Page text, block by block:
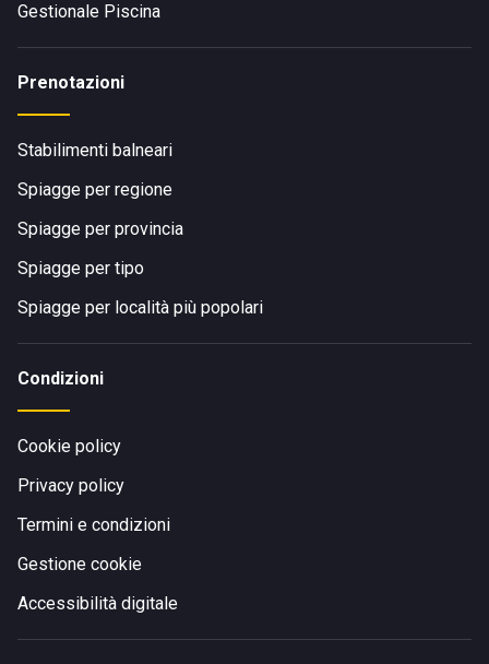
Gestionale Piscina
Prenotazioni
Stabilimenti balneari
Spiagge per regione
Spiagge per provincia
Spiagge per tipo
Spiagge per località più popolari
Condizioni
Cookie policy
Privacy policy
Termini e condizioni
Gestione cookie
Accessibilità digitale